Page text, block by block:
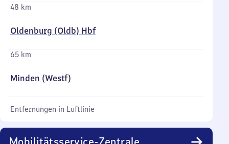
48 km
Oldenburg (Oldb) Hbf
65 km
Minden (Westf)
Entfernungen in Luftlinie